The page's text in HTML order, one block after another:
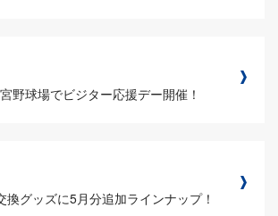
野球場でビジター応援デー開催！
換グッズに5月分追加ラインナップ！